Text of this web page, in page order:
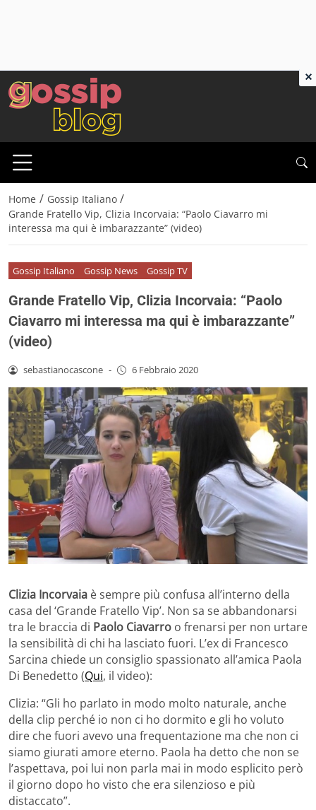
Home / Gossip Italiano /
Grande Fratello Vip, Clizia Incorvaia: “Paolo Ciavarro mi
interessa ma qui è imbarazzante” (video)
Gossip Italiano Gossip News Gossip TV
Grande Fratello Vip, Clizia Incorvaia: “Paolo
Ciavarro mi interessa ma qui è imbarazzante”
(video)
sebastianocascone - 6 Febbraio 2020
Clizia Incorvaia è sempre più confusa all’interno della
casa del ‘Grande Fratello Vip’. Non sa se abbandonarsi
tra le braccia di Paolo Ciavarro o frenarsi per non urtare
la sensibilità di chi ha lasciato fuori. L’ex di Francesco
Sarcina chiede un consiglio spassionato all’amica Paola
Di Benedetto (Qui, il video):
Clizia: “Gli ho parlato in modo molto naturale, anche
della clip perché io non ci ho dormito e gli ho voluto
dire che fuori avevo una frequentazione ma che non ci
siamo giurati amore eterno. Paola ha detto che non se
l’aspettava, poi lui non parla mai in modo esplicito però
il giorno dopo ho visto che era silenzioso e più
distaccato”.
×